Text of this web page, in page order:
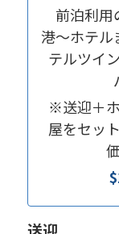
前泊利用
港〜ホテル
テルツイ
※送迎＋
屋をセッ
送迎